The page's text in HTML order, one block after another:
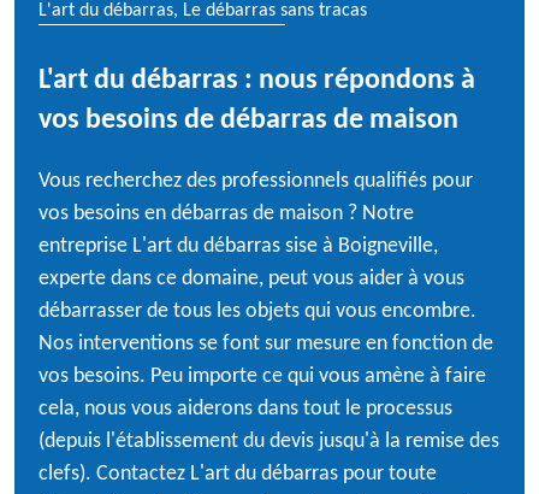
L'art du débarras, Le débarras sans tracas
L'art du débarras : nous répondons à
vos besoins de débarras de maison
Vous recherchez des professionnels qualifiés pour
vos besoins en débarras de maison ? Notre
entreprise L'art du débarras sise à Boigneville,
experte dans ce domaine, peut vous aider à vous
débarrasser de tous les objets qui vous encombre.
Nos interventions se font sur mesure en fonction de
vos besoins. Peu importe ce qui vous amène à faire
cela, nous vous aiderons dans tout le processus
(depuis l'établissement du devis jusqu'à la remise des
clefs). Contactez L'art du débarras pour toute